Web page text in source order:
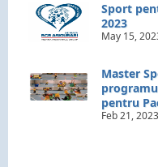
Sport
2023
May 15,
Master
pentru
Feb 21, 2023